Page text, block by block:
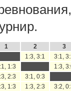
1 2
3
1:3, 3:1
3:1,
1:3
1:3,
2:3
3:1, 0:3
1:3 1:3, 2:3
3:2,